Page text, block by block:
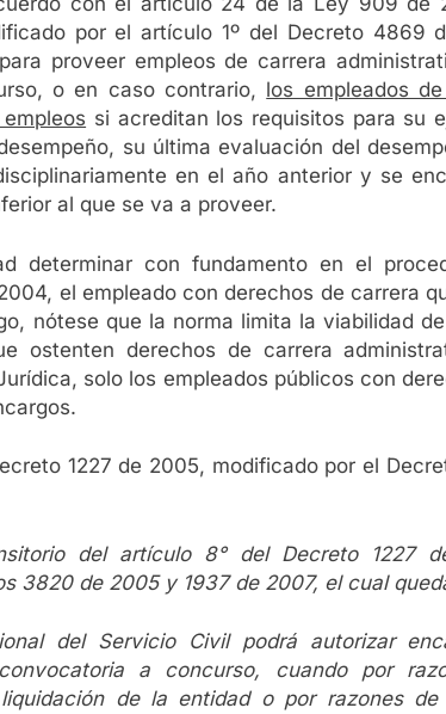
por el artículo 1º del Decreto 4869
proveer empleos de carrera
o en caso contrario, los empleados
si acreditan los requisitos para su
su última evaluación del
en el año anterior y se
al que se va a proveer.
determinar con fundamento en el
el empleado con derechos de carrera
nótese que la norma limita la viabilidad
ostenten derechos de carrera
solo los empleados públicos con
1227 de 2005, modificado por el
del artículo 8° del Decreto 1227
3820 de 2005 y 1937 de 2007, el cual
del Servicio Civil podrá autorizar
a concurso, cuando por
de la entidad o por razones de